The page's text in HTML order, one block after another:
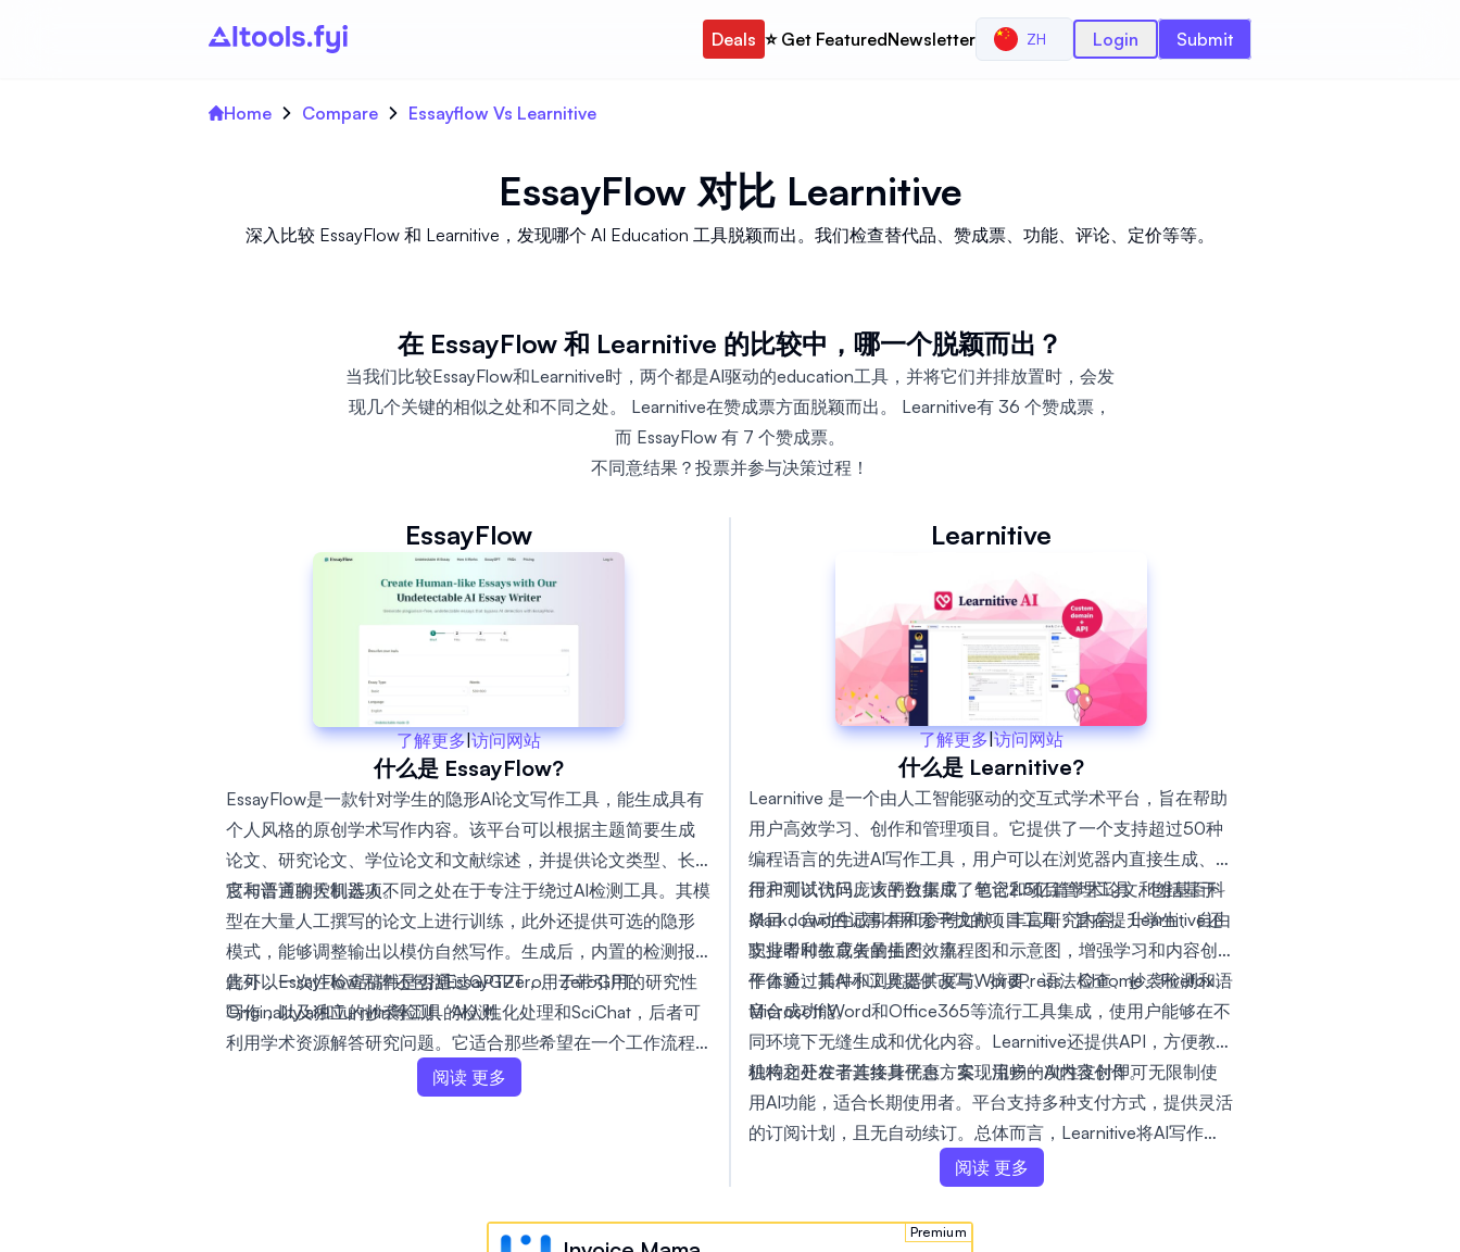
Deals ⭐️ Get FeaturedNewsletter ZH Login Submit
Home Compare Essayflow Vs Learnitive
EssayFlow 对比 Learnitive
深入比较 EssayFlow 和 Learnitive，发现哪个 AI Education 工具脱颖而出。我们检查替代品、赞成票、功能、评论、定价等等。
在 EssayFlow 和 Learnitive 的比较中，哪一个脱颖而出？
当我们比较EssayFlow和Learnitive时，两个都是AI驱动的education工具，并将它们并排放置时，会发
现几个关键的相似之处和不同之处。 Learnitive在赞成票方面脱颖而出。 Learnitive有 36 个赞成票，
而 EssayFlow 有 7 个赞成票。
不同意结果？投票并参与决策过程！
EssayFlow
了解更多|访问网站
什么是 EssayFlow?
EssayFlow是一款针对学生的隐形AI论文写作工具，能生成具有
个人风格的原创学术写作内容。该平台可以根据主题简要生成
论文、研究论文、学位论文和文献综述，并提供论文类型、长
度和语言的控制选项。
它与普通聊天机器人不同之处在于专注于绕过AI检测工具。其模
型在大量人工撰写的论文上进行训练，此外还提供可选的隐形
模式，能够调整输出以模仿自然写作。生成后，内置的检测报
告可以一次性检查稿件是否通过GPTZero、ZeroGPT、
Originality.ai和Turnitin等工具的检测。
此外，EssayFlow品牌还包括EssayGPT，用于带引用的研究性
写作，以及独立的抄袭检测、AI人性化处理和SciChat，后者可
利用学术资源解答研究问题。它适合那些希望在一个工作流程
中完成起草、诚信检测和检测器评分的学生，而无需在不同应
阅读 更多
Learnitive
了解更多|访问网站
什么是 Learnitive?
Learnitive 是一个由人工智能驱动的交互式学术平台，旨在帮助
用户高效学习、创作和管理项目。它提供了一个支持超过50种
编程语言的先进AI写作工具，用户可以在浏览器内直接生成、执
行和测试代码。该平台集成了笔记和项目管理工具，包括基于
Markdown的记事本和无干扰的项目工具，旨在提升学生、自由
职业者和教育者的生产效率。
用户可以访问庞大的数据库，包含2.5亿篇学术论文和维基百科
条目，自动生成引用和参考文献，丰富研究内容。Learnitive还
支持即时生成矢量插图、流程图和示意图，增强学习和内容创
作体验。其AI小工具提供改写、摘要、语法检查、抄袭检测和语
音合成功能。
平台通过插件和浏览器扩展与WordPress、Chrome、Firefox、
Microsoft Word和Office365等流行工具集成，使用户能够在不
同环境下无缝生成和优化内容。Learnitive还提供API，方便教育
机构和开发者连接其平台，实现流畅的AI内容创作。
独特之处在于其终身优惠方案，用户一次性支付即可无限制使
用AI功能，适合长期使用者。平台支持多种支付方式，提供灵活
的订阅计划，且无自动续订。总体而言，Learnitive将AI写作、
编码、笔记和项目管理融合在一个互动学习和提高效率的工作
阅读 更多
Premium